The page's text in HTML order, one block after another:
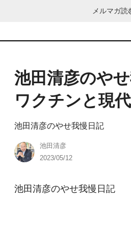
メルマガ読
池田清彦のや
ワクチンと現
池田清彦のやせ我慢日記
池田清彦
2023/05/12
池田清彦のやせ我慢日記